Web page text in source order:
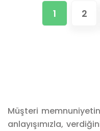
1 2
Müşteri
anlayışımızla,